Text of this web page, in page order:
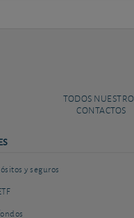
TODOS
CONTACTOS
y seguros